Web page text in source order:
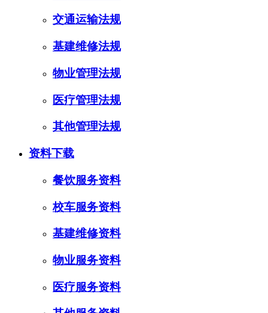
交通运输法规
基建维修法规
物业管理法规
医疗管理法规
其他管理法规
资料下载
餐饮服务资料
校车服务资料
基建维修资料
物业服务资料
医疗服务资料